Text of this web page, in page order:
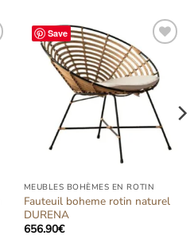
Save
Ajouter
à la liste
d’envies
MEUBLES BOHÈMES EN ROTIN
Fauteuil boheme rotin naturel
DURENA
656.90€